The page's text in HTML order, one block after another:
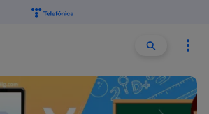
Buscar